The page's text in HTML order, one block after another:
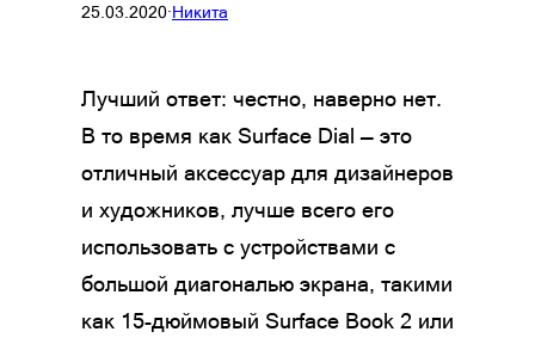
25.03.2020·Никита
Лучший ответ: честно, наверно нет.
В то время как Surface Dial — это
отличный аксессуар для дизайнеров
и художников, лучше всего его
использовать с устройствами с
большой диагональю экрана, такими
как 15-дюймовый Surface Book 2 или